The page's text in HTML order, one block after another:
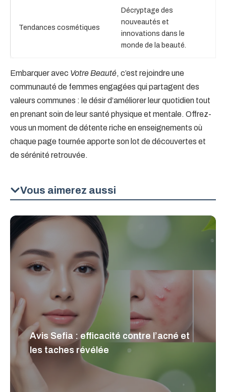
Tendances cosmétiques
Décryptage des
nouveautés et
innovations dans le
monde de la beauté.
Embarquer avec Votre Beauté, c’est rejoindre une
communauté de femmes engagées qui partagent des
valeurs communes : le désir d’améliorer leur quotidien tout
en prenant soin de leur santé physique et mentale. Offrez-
vous un moment de détente riche en enseignements où
chaque page tournée apporte son lot de découvertes et
de sérénité retrouvée.
Vous aimerez aussi
Avis Sefia : efficacité contre l’acné et
les taches révélée